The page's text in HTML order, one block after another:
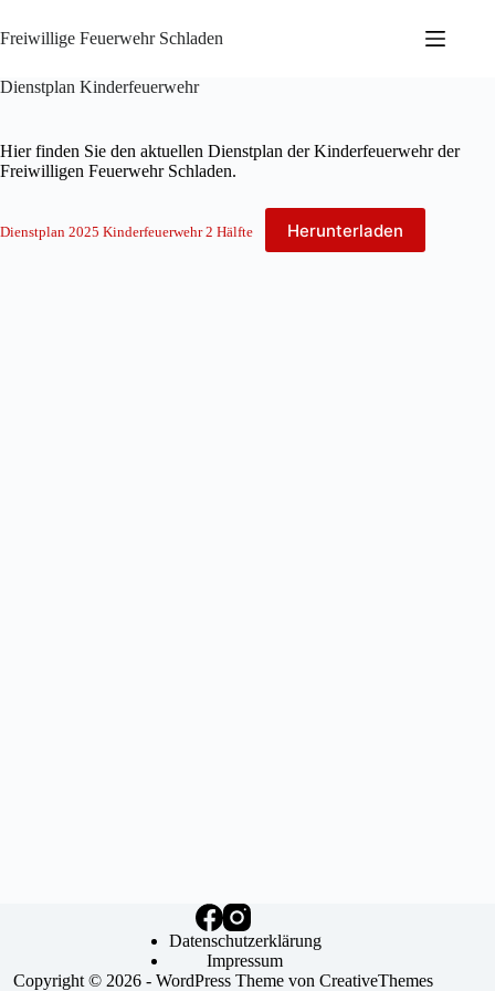
Inhalt
springen
Freiwillige Feuerwehr Schladen
Dienstplan Kinderfeuerwehr
Hier finden Sie den aktuellen Dienstplan der Kinderfeuerwehr der
Freiwilligen Feuerwehr Schladen.
Dienstplan 2025 Kinderfeuerwehr 2 Hälfte Herunterladen
Datenschutzerklärung
Impressum
Copyright © 2026 - WordPress Theme von CreativeThemes